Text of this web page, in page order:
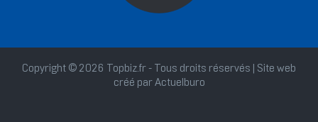
Copyright © 2026 Topbiz.fr - Tous droits réservés | Site web
créé par Actuelburo